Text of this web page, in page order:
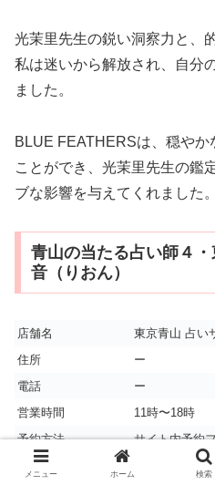
光茉里先生の鋭い洞察力と、
私は迷いから解放され、自分
ました。
BLUE FEATHERSは、穏やか
ことができ、光茉里先生の鑑
ブな影響を与えてくれました。
青山の当たる占い師４
音（りおん）
店舗名
東京青山 占い
住所
ー
電話
ー
営業時間
11時〜18時
予約方法
サイト内予約
当日予約
メニュー ホーム 検索